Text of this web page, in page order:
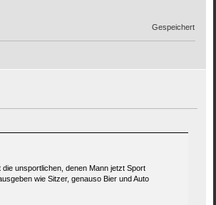
Gespeichert
unsportlichen, denen Mann jetzt Sport
wie Sitzer, genauso Bier und Auto